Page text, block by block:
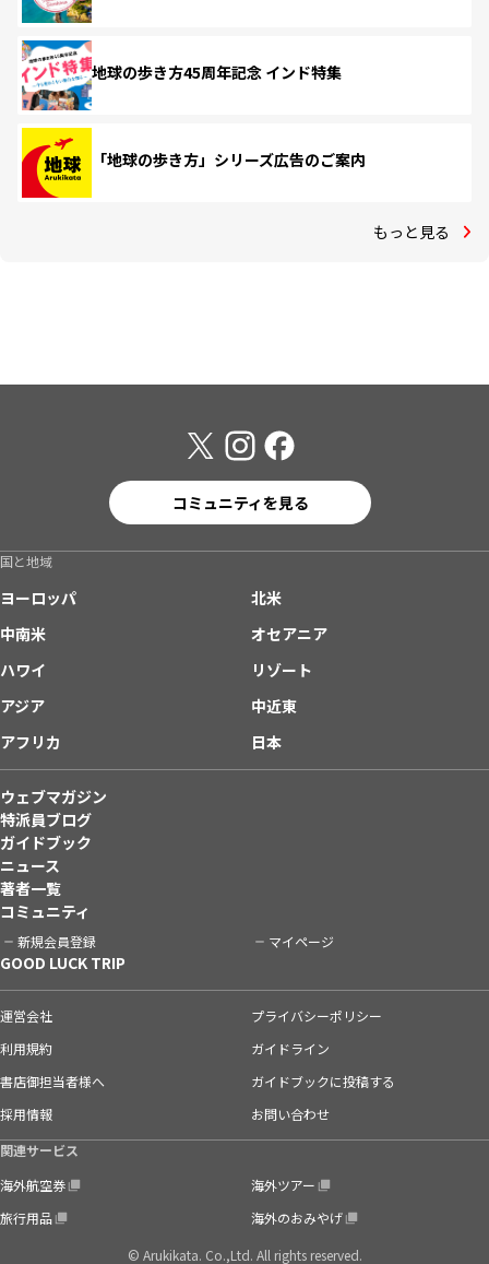
地球の歩き方45周年記念 インド特集
「地球の歩き方」シリーズ広告のご案内
もっと見る
コミュニティを見る
国と地域
ヨーロッパ
北米
中南米
オセアニア
ハワイ
リゾート
アジア
中近東
アフリカ
日本
ウェブマガジン
特派員ブログ
ガイドブック
ニュース
著者一覧
コミュニティ
新規会員登録 マイページ
GOOD LUCK TRIP
運営会社
プライバシーポリシー
利用規約
ガイドライン
書店御担当者様へ
ガイドブックに投稿する
採用情報
お問い合わせ
関連サービス
海外航空券
海外ツアー
旅行用品
海外のおみやげ
© Arukikata. Co.,Ltd. All rights reserved.